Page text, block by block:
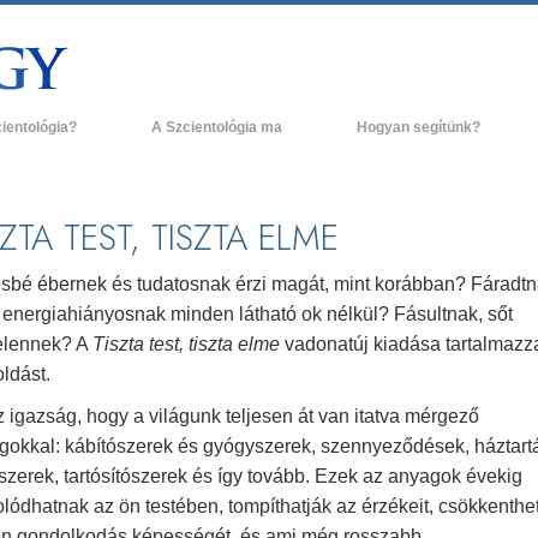
egy szcientológust!
egyházban
alapelvei
Dianetikába
gyűlölet –
A Szcientológia ma
Flag Szárazföldi Bázis
Freewinds
David Miscavige - A Szcientológia vallás
Hogyan segítünk?
TEST, TISZTA ELME
ébernek és tudatosnak érzi magát, mint korábban?
minden látható ok nélkül? Fásultnak, sőt
A Tiszta test, tiszta elme vadonatúj kiadása
igazság, hogy a világunk teljesen át van itatva mérgező
kábítószerek és gyógyszerek, szennyeződések,
tartósítószerek és így tovább. Ezek az anyagok évekig
az ön testében, tompíthatják az érzékeit,